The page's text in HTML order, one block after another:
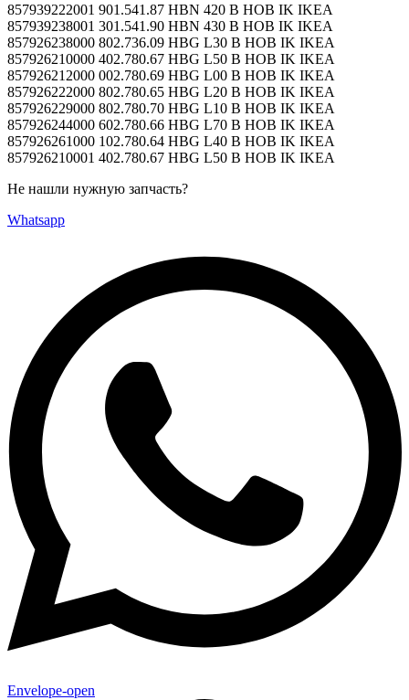
857939222001 901.541.87 HBN 420 B HOB IK IKEA
857939238001 301.541.90 HBN 430 B HOB IK IKEA
857926238000 802.736.09 HBG L30 B HOB IK IKEA
857926210000 402.780.67 HBG L50 B HOB IK IKEA
857926212000 002.780.69 HBG L00 B HOB IK IKEA
857926222000 802.780.65 HBG L20 B HOB IK IKEA
857926229000 802.780.70 HBG L10 B HOB IK IKEA
857926244000 602.780.66 HBG L70 B HOB IK IKEA
857926261000 102.780.64 HBG L40 B HOB IK IKEA
857926210001 402.780.67 HBG L50 B HOB IK IKEA
Не нашли нужную запчасть?
Whatsapp
Envelope-open